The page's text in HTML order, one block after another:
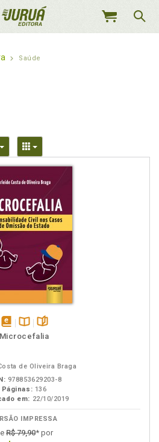
MEU
Saúde
Toggle DropdownToggle Dropdown
disponível
Disponível
páginas
Microcefalia
de Oliveira Braga
978853629203-8
Páginas: 136
em: 22/10/2019
IMPRESSA
R$ 79,90* por